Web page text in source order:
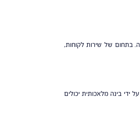
בתחום של שירות לקוחות,
ידי בינה מלאכותית יכולים